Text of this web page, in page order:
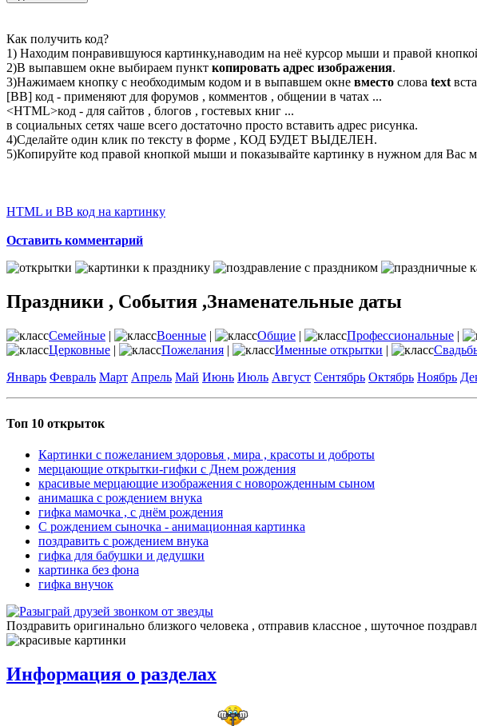
Как получить код?
1) Находим понравившуюся картинку,наводим на неё курсор мыши и правой
2)В выпавшем окне выбираем пункт копировать адрес изображения.
3)Нажимаем кнопку с необходимым кодом и в выпавшем окне вместо слова text
[BB] код - применяют для форумов , комментов , общении в чатах ...
<HTML>код - для сайтов , блогов , гостевых книг ...
в социальных сетях чаше всего достаточно просто вставить адрес рисунка.
4)Сделайте один клик по тексту в форме , КОД БУДЕТ ВЫДЕЛЕН.
5)Копируйте код правой кнопкой мыши и показывайте картинку в нужном для Вас
HTML и BB код на картинку
Оставить комментарий
Праздники , События ,Знаменательные даты
Семейные | Военные | Общие | Профессиональные |
Церковные | Пожелания | Именные открытки |
Январь Февраль Март Апрель Май Июнь Июль Август Сентябрь Октябрь Ноябрь
Топ 10 открыток
Картинки с пожеланием здоровья , мира , красоты и доброты
мерцающие открытки-гифки с Днем рождения
красивые мерцающие изображения с новорожденным сыном
анимашка с рождением внука
гифка мамочка , с днём рождения
С рождением сыночка - анимационная картинка
поздравить с рождением внука
гифка для бабушки и дедушки
картинка без фона
гифка внучок
Поздравить оригинально близкого человека , отправив классное , шуточное
Информация о разделах